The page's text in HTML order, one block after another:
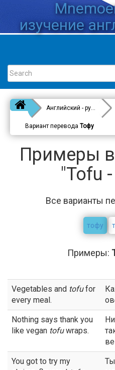
изучение
Английский - русский
Вариант перевода Тофу
Примеры в
"Tofu
Все варианты
тофу
Примеры:
Vegetables and tofufor
every meal.
Nothing says thank you
like vegan tofuwraps.
You got to try my